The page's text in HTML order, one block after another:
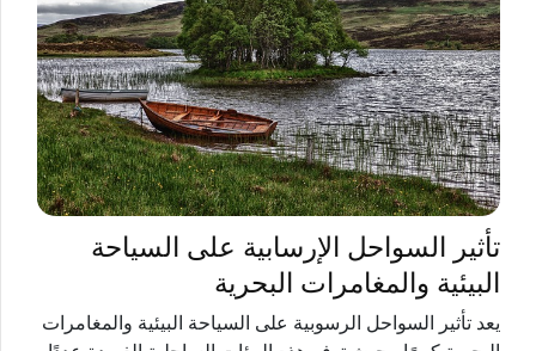
تأثير السواحل الإرسابية على السياحة
البيئية والمغامرات البحرية
يعد تأثير السواحل الرسوبية على السياحة البيئية والمغامرات